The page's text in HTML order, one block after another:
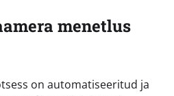
menetlus
on automatiseeritud ja